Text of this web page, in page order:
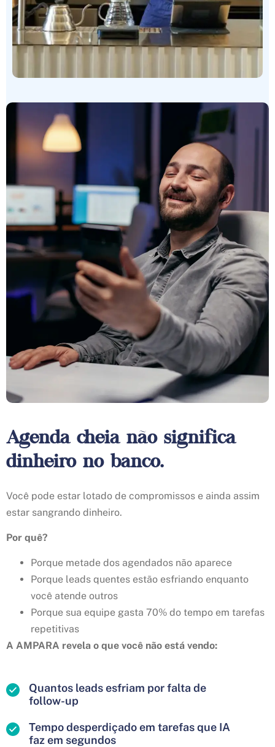
Agenda cheia não significa
dinheiro no banco.
Você pode estar lotado de compromissos e ainda assim
estar sangrando dinheiro.
Por quê?
Porque metade dos agendados não aparece
Porque leads quentes estão esfriando enquanto
você atende outros
Porque sua equipe gasta 70% do tempo em tarefas
repetitivas
A AMPARA revela o que você não está vendo:
Quantos leads esfriam por falta de
follow-up
Tempo desperdiçado em tarefas que IA
faz em segundos